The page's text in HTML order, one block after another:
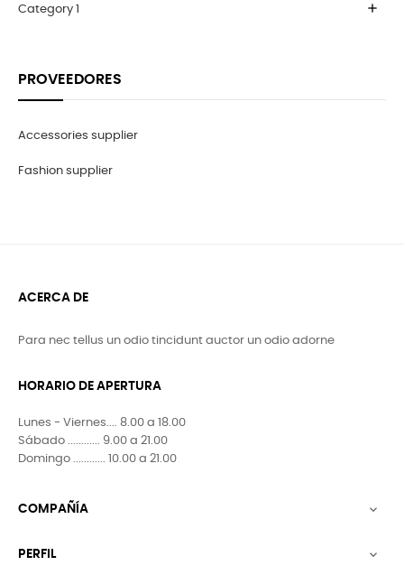
Category 1 add
PROVEEDORES
Accessories supplier
Fashion supplier
ACERCA DE
Para nec tellus un odio tincidunt auctor un odio adorne
HORARIO DE APERTURA
Lunes - Viernes.... 8.00 a 18.00
Sábado ............ 9.00 a 21.00
Domingo ............ 10.00 a 21.00
COMPAÑÍA 
PERFIL 